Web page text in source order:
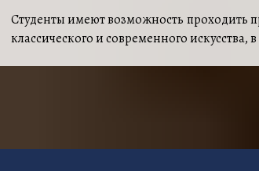
Студенты имеют возможность проходить
классического и современного искусства,